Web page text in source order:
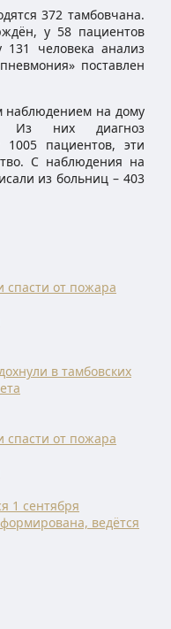
372 тамбовчана.
у 58 пациентов
131 человека анализ
поставлен
наблюдением на дому
Из них диагноз
1005 пациентов, эти
С наблюдения на
из больниц – 403
спасти от пожара
в тамбовских
спасти от пожара
1 сентября
ведётся